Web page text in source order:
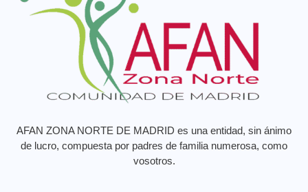
AFAN ZONA NORTE DE MADRID es una entidad, sin ánimo
de lucro, compuesta por padres de familia numerosa, como
vosotros.